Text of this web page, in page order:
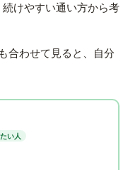
続けやすい通い方から考
も合わせて見ると、自分
い人